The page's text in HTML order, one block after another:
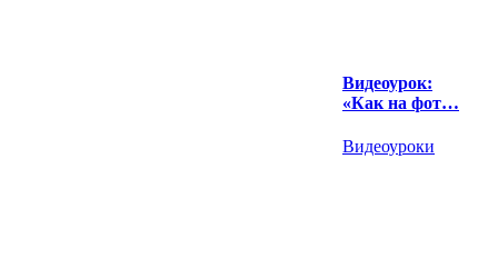
Видеоурок:
«Как на фот…
Видеоуроки